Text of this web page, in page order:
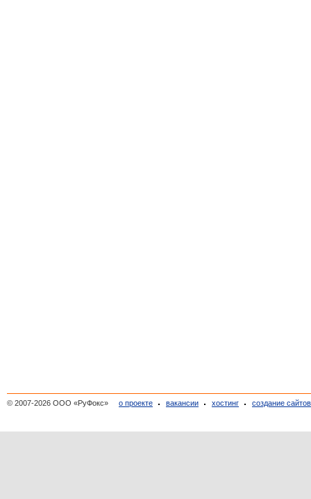
© 2007-2026 ООО «РуФокс» о проекте вакансии хостинг создание сайтов